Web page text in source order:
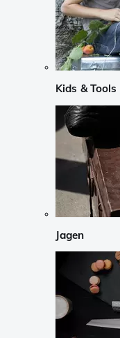
Kids & Tools
Jagen